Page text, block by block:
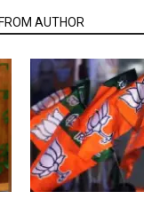
AUTHOR